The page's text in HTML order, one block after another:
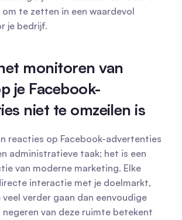
te zetten in een waardevol
je bedrijf.
monitoren van
je Facebook-
niet te omzeilen is
reacties op Facebook-advertenties
administratieve taak; het is een
van moderne marketing. Elke
interactie met je doelmarkt,
verder gaan dan eenvoudige
van deze ruimte betekent